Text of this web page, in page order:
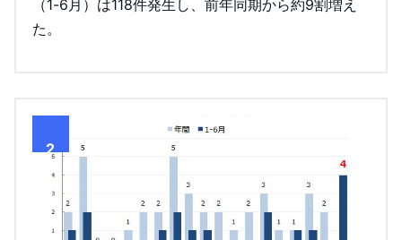
（1-6月）は118件発生し、前年同期から約9割増え
た。
2